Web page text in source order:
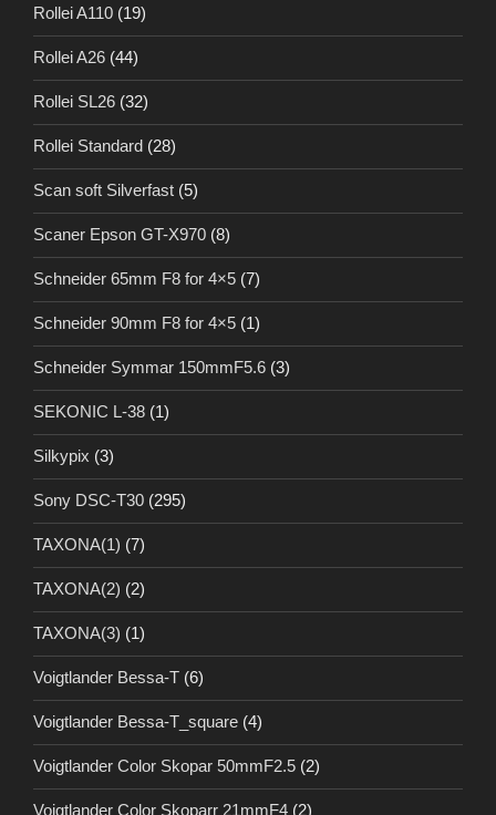
Rollei A110 (19)
Rollei A26 (44)
Rollei SL26 (32)
Rollei Standard (28)
Scan soft Silverfast (5)
Scaner Epson GT-X970 (8)
Schneider 65mm F8 for 4×5 (7)
Schneider 90mm F8 for 4×5 (1)
Schneider Symmar 150mmF5.6 (3)
SEKONIC L-38 (1)
Silkypix (3)
Sony DSC-T30 (295)
TAXONA(1) (7)
TAXONA(2) (2)
TAXONA(3) (1)
Voigtlander Bessa-T (6)
Voigtlander Bessa-T_square (4)
Voigtlander Color Skopar 50mmF2.5 (2)
Voigtlander Color Skoparr 21mmF4 (2)